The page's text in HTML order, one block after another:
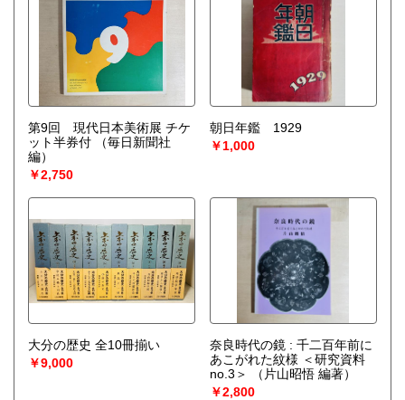
第9回 現代日本美術展 チケ
ット半券付
（毎日新聞社
編）
￥2,750
朝日年鑑 1929
￥1,000
大分の歴史 全10冊揃い
￥9,000
奈良時代の鏡 : 千二百年前に
あこがれた紋様 ＜研究資料
no.3＞
（片山昭悟 編著）
￥2,800